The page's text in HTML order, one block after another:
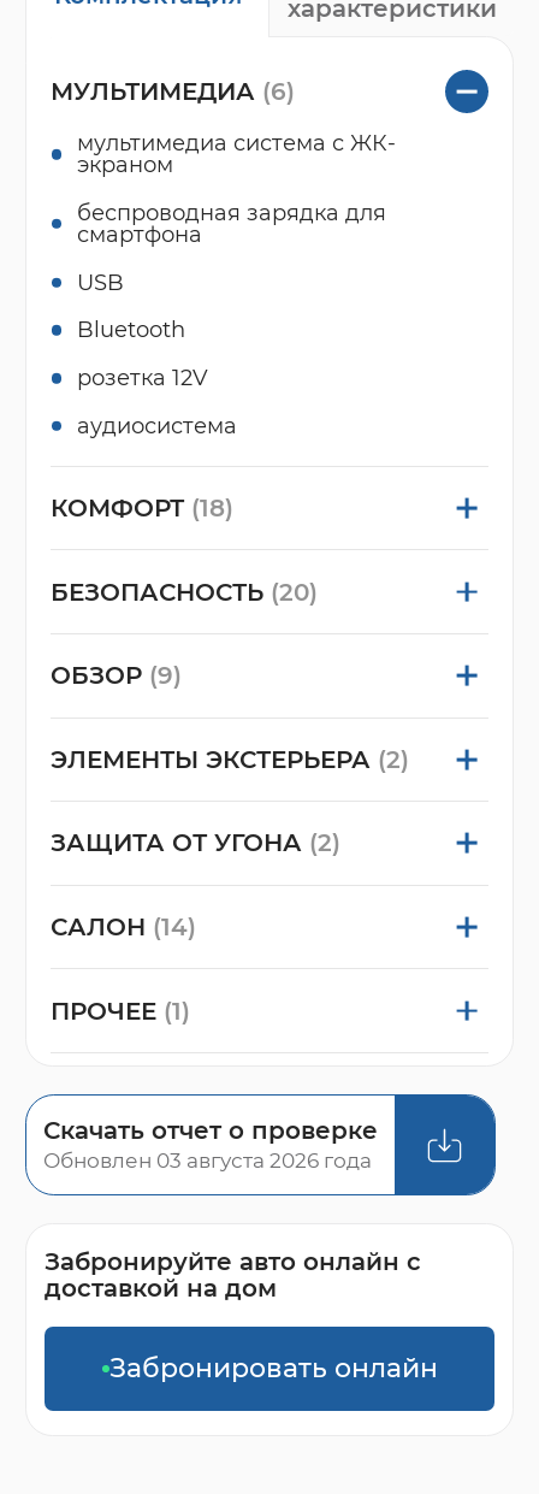
характеристики
МУЛЬТИМЕДИА (6)
мультимедиа система с ЖК-
экраном
беспроводная зарядка для
смартфона
USB
Bluetooth
розетка 12V
аудиосистема
КОМФОРТ (18)
БЕЗОПАСНОСТЬ (20)
ОБЗОР (9)
ЭЛЕМЕНТЫ ЭКСТЕРЬЕРА (2)
ЗАЩИТА ОТ УГОНА (2)
САЛОН (14)
ПРОЧЕЕ (1)
Скачать отчет о проверке
Обновлен 03 августа 2026 года
Забронируйте авто онлайн с
доставкой на дом
Забронировать онлайн